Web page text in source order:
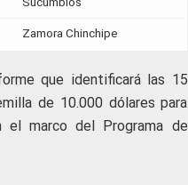
Zamora Chinchipe
que identificará las 15
de 10.000 dólares para
el marco del Programa de